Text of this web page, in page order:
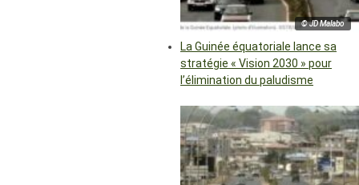
© JD Malabo
La Guinée équatoriale lance sa
stratégie « Vision 2030 » pour
l’élimination du paludisme